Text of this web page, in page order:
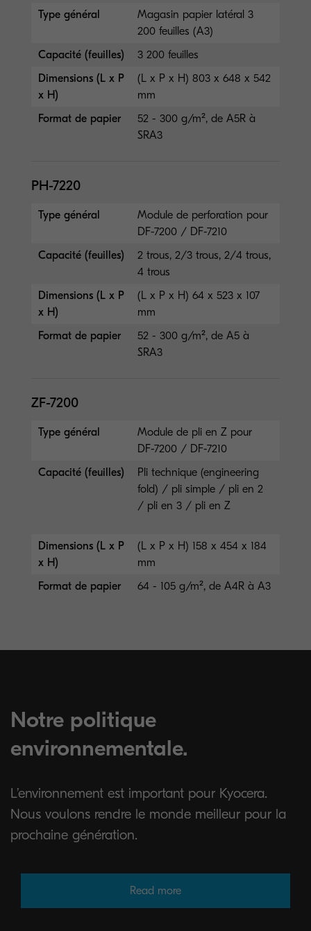
Type général
Magasin papier latéral 3
200 feuilles (A3)
Capacité (feuilles)
3 200 feuilles
Dimensions (L x P
x H)
(L x P x H) 803 x 648 x 542
mm
Format de papier
52 - 300 g/m², de A5R à
SRA3
PH-7220
Type général
Module de perforation pour
DF-7200 / DF-7210
Capacité (feuilles)
2 trous, 2/3 trous, 2/4 trous,
4 trous
Dimensions (L x P
x H)
(L x P x H) 64 x 523 x 107
mm
Format de papier
52 - 300 g/m², de A5 à
SRA3
ZF-7200
Type général
Module de pli en Z pour
DF-7200 / DF-7210
Capacité (feuilles)
Pli technique (engineering
fold) / pli simple / pli en 2
/ pli en 3 / pli en Z
Dimensions (L x P
x H)
(L x P x H) 158 x 454 x 184
mm
Format de papier
64 - 105 g/m², de A4R à A3
Notre politique
environnementale.
L’environnement est important pour Kyocera.
Nous voulons rendre le monde meilleur pour la
prochaine génération.
Read more